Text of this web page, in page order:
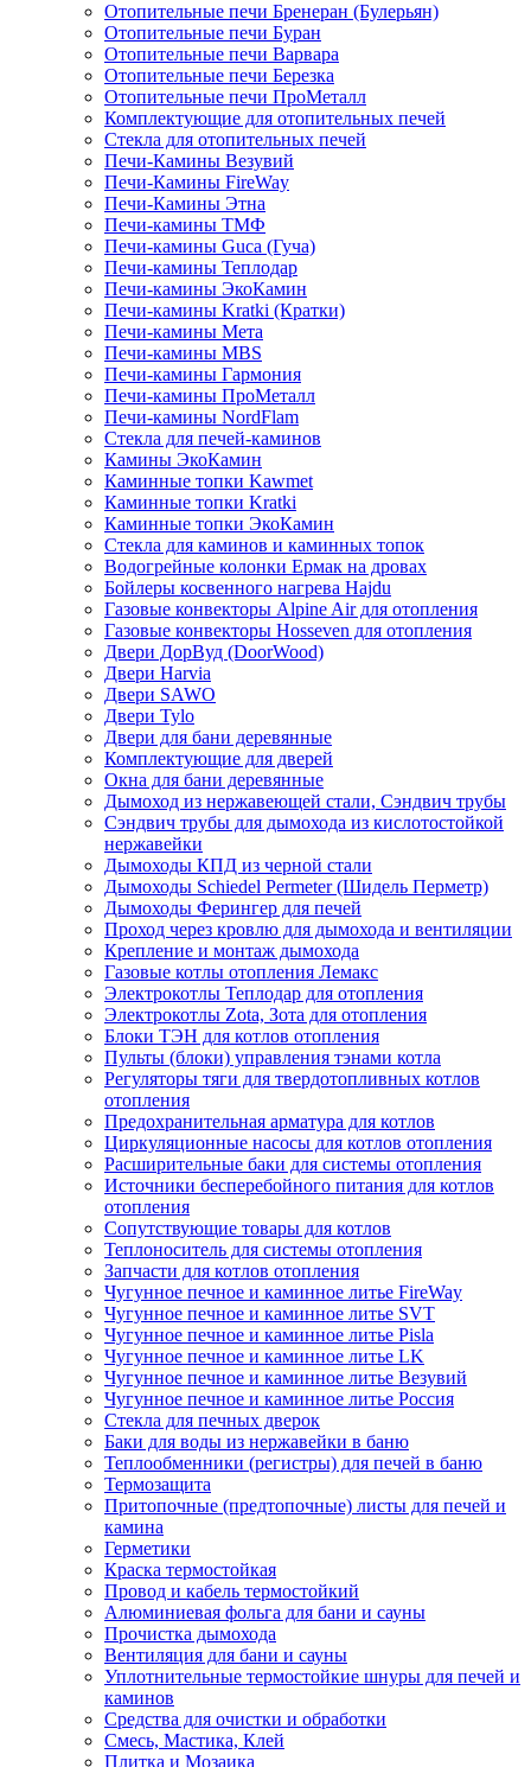
Отопительные печи Бренеран (Булерьян)
Отопительные печи Буран
Отопительные печи Варвара
Отопительные печи Березка
Отопительные печи ПроМеталл
Комплектующие для отопительных печей
Стекла для отопительных печей
Печи-Камины Везувий
Печи-Камины FireWay
Печи-Камины Этна
Печи-камины ТМФ
Печи-камины Guca (Гуча)
Печи-камины Теплодар
Печи-камины ЭкоКамин
Печи-камины Kratki (Кратки)
Печи-камины Мета
Печи-камины MBS
Печи-камины Гармония
Печи-камины ПроМеталл
Печи-камины NordFlam
Стекла для печей-каминов
Камины ЭкоКамин
Каминные топки Kawmet
Каминные топки Kratki
Каминные топки ЭкоКамин
Стекла для каминов и каминных топок
Водогрейные колонки Ермак на дровах
Бойлеры косвенного нагрева Hajdu
Газовые конвекторы Alpine Air для отопления
Газовые конвекторы Hosseven для отопления
Двери ДорВуд (DoorWood)
Двери Harvia
Двери SAWO
Двери Tylo
Двери для бани деревянные
Комплектующие для дверей
Окна для бани деревянные
Дымоход из нержавеющей стали, Сэндвич трубы
Сэндвич трубы для дымохода из кислотостойкой
нержавейки
Дымоходы КПД из черной стали
Дымоходы Schiedel Permeter (Шидель Перметр)
Дымоходы Ферингер для печей
Проход через кровлю для дымохода и вентиляции
Крепление и монтаж дымохода
Газовые котлы отопления Лемакс
Электрокотлы Теплодар для отопления
Электрокотлы Zota, Зота для отопления
Блоки ТЭН для котлов отопления
Пульты (блоки) управления тэнами котла
Регуляторы тяги для твердотопливных котлов
отопления
Предохранительная арматура для котлов
Циркуляционные насосы для котлов отопления
Расширительные баки для системы отопления
Источники бесперебойного питания для котлов
отопления
Сопутствующие товары для котлов
Теплоноситель для системы отопления
Запчасти для котлов отопления
Чугунное печное и каминное литье FireWay
Чугунное печное и каминное литье SVT
Чугунное печное и каминное литье Pisla
Чугунное печное и каминное литье LK
Чугунное печное и каминное литье Везувий
Чугунное печное и каминное литье Россия
Стекла для печных дверок
Баки для воды из нержавейки в баню
Теплообменники (регистры) для печей в баню
Термозащита
Притопочные (предтопочные) листы для печей и
камина
Герметики
Краска термостойкая
Провод и кабель термостойкий
Алюминиевая фольга для бани и сауны
Прочистка дымохода
Вентиляция для бани и сауны
Уплотнительные термостойкие шнуры для печей и
каминов
Средства для очистки и обработки
Смесь, Мастика, Клей
Плитка и Мозаика